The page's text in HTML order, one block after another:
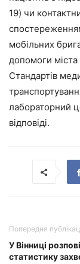
19) чи
мобільних
допомоги міста
Стандартів
лабораторний
відповіді.
Попередня
У Вінниці
статистику